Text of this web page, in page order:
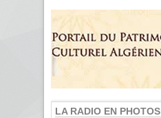
LA RADIO EN PHOTOS